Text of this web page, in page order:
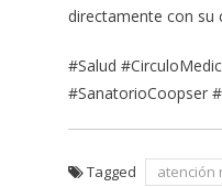
directamente con su
#Salud
#SanatorioCoopser
Tagged atención